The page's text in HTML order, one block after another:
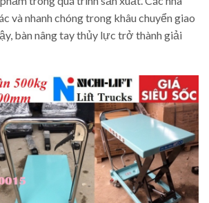
và nhanh chóng trong khâu chuyển giao
bàn nâng tay thủy lực trở thành giải